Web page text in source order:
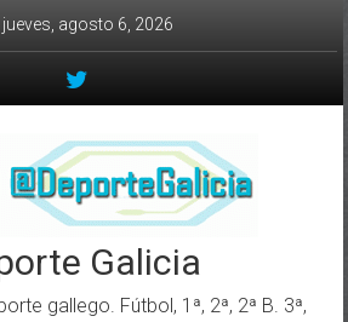
jueves, agosto 6, 2026
Galicia
gallego. Fútbol, 1ª, 2ª, 2ª B. 3ª,